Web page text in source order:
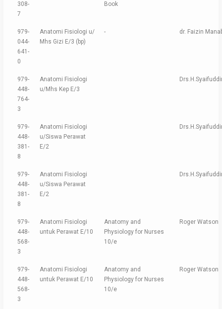
308-
7
Book
979-
044-
641-
0
Anatomi Fisiologi u/
Mhs Gizi E/3 (bp)
- dr. Faizin
979-
448-
764-
3
Anatomi Fisiologi
u/Mhs Kep E/3
979-
448-
381-
8
Anatomi Fisiologi
u/Siswa Perawat
E/2
979-
448-
381-
8
Anatomi Fisiologi
u/Siswa Perawat
E/2
979-
448-
568-
3
Anatomi Fisiologi
untuk Perawat E/10
Anatomy and
Physiology for Nurses
10/e
Roger Watson
979-
448-
568-
3
Anatomi Fisiologi
untuk Perawat E/10
Anatomy and
Physiology for Nurses
10/e
Roger Watson